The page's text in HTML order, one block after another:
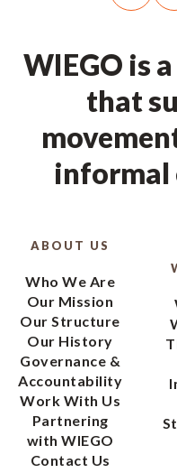
WIEGO is
that
informal
ABOUT US
Who We Are
Our Mission
Our Structure
Our History
Governance &
Accountability
Work With Us
Partnering
with WIEGO
Contact Us